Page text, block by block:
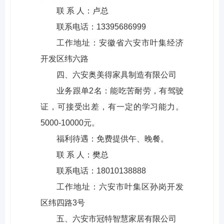
联 系 人：卢总
联系电话：13395686999
工作地址：安徽省六安市叶集经济
开发区纬六路
四、六安奥美得家具制造有限公司
业务跟单2名：能吃苦耐劳，有驾驶
证，可接受出差，有一定的学习能力。
5000-10000元。
福利待遇：免费提供午、晚餐。
联 系 人：樊总
联系电话：18010138888
工作地址：六安市叶集区孙岗开发
区纬四路3号
五、六安市冠特智慧家居有限公司